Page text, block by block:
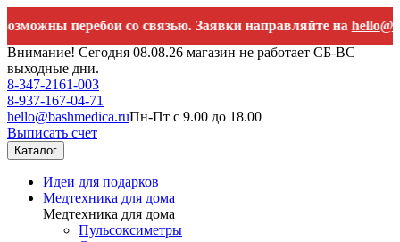
перебои со связью. Заявки направляйте на
Внимание! Сегодня 08.08.26 магазин не работает СБ-ВС
выходные дни.
8-347-2161-003
8-937-167-04-71
hello@bashmedica.ruПн-Пт с 9.00 до 18.00
Выписать счет
Каталог
Идеи для подарков
Медтехника для дома
Медтехника для дома
Пульсоксиметры